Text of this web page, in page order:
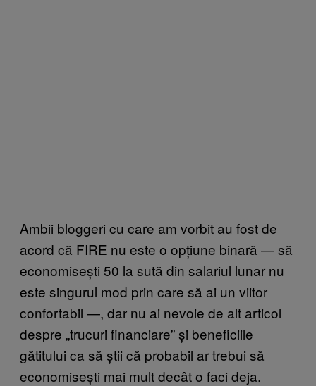
Ambii bloggeri cu care am vorbit au fost de
acord că FIRE nu este o opțiune binară — să
economisești 50 la sută din salariul lunar nu
este singurul mod prin care să ai un viitor
confortabil —, dar nu ai nevoie de alt articol
despre „trucuri financiare” și beneficiile
gătitului ca să știi că probabil ar trebui să
economisești mai mult decât o faci deja.